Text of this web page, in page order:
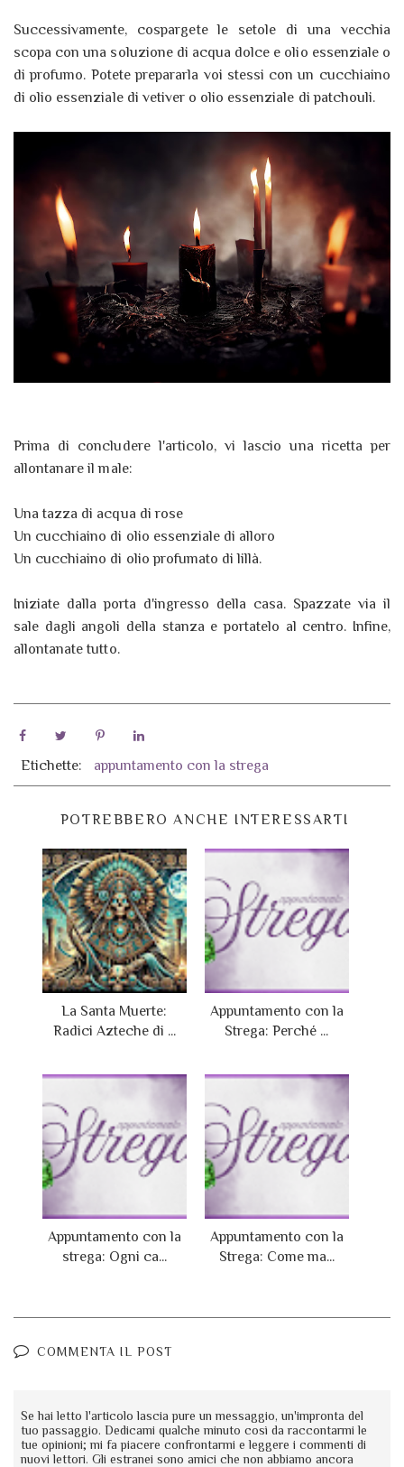
Successivamente, cospargete le setole di una vecchia
scopa con una soluzione di acqua dolce e olio essenziale o
di profumo. Potete prepararla voi stessi con un cucchiaino
di olio essenziale di vetiver o olio essenziale di patchouli.
Prima di concludere l'articolo, vi lascio una ricetta per
allontanare il male:
Una tazza di acqua di rose
Un cucchiaino di olio essenziale di alloro
Un cucchiaino di olio profumato di lillà.
Iniziate dalla porta d'ingresso della casa. Spazzate via il
sale dagli angoli della stanza e portatelo al centro. Infine,
allontanate tutto.
Etichette: appuntamento con la strega
POTREBBERO ANCHE INTERESSARTI
La Santa Muerte:
Radici Azteche di ...
Appuntamento con la
Strega: Perché ...
Appuntamento con la
strega: Ogni ca...
Appuntamento con la
Strega: Come ma...
COMMENTA IL POST
Se hai letto l'articolo lascia pure un messaggio, un'impronta del
tuo passaggio. Dedicami qualche minuto così da raccontarmi le
tue opinioni; mi fa piacere confrontarmi e leggere i commenti di
nuovi lettori. Gli estranei sono amici che non abbiamo ancora